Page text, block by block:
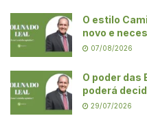
O estilo
novo e
07/08/2026
O poder das
poderá
29/07/2026